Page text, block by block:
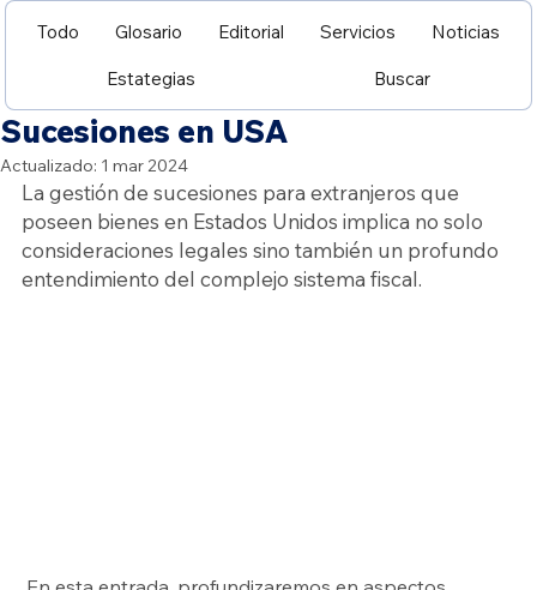
Todo Glosario Editorial Servicios Noticias
Estategias Buscar
Sucesiones en USA
Actualizado: 1 mar 2024
La gestión de sucesiones para extranjeros que
poseen bienes en Estados Unidos implica no solo
consideraciones legales sino también un profundo
entendimiento del complejo sistema fiscal.